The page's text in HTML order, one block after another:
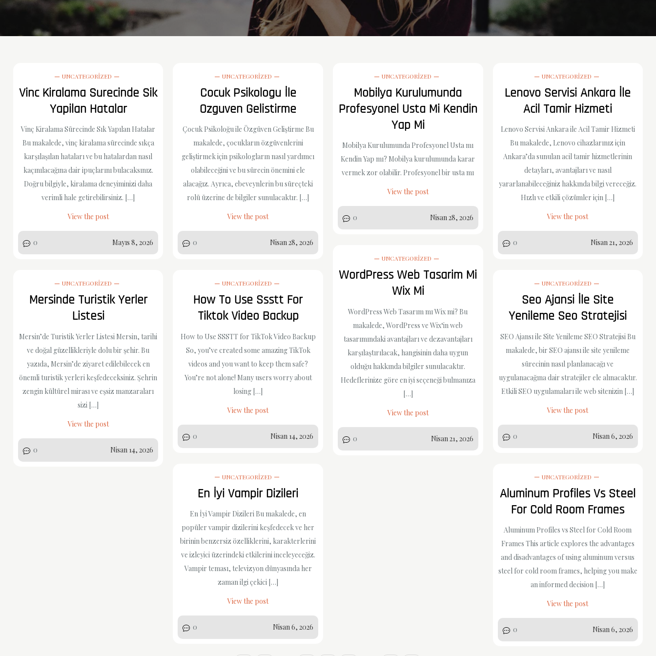
UNCATEGORIZED
Vinc Kiralama Surecinde Sik
Yapilan Hatalar
Vinç Kiralama Sürecinde Sık Yapılan Hatalar
Bu makalede, vinç kiralama sürecinde sıkça
karşılaşılan hataları ve bu hatalardan nasıl
kaçınılacağına dair ipuçlarını bulacaksınız.
Doğru bilgiyle, kiralama deneyiminizi daha
verimli hale getirebilirsiniz. […]
View the post
0 Mayıs 8, 2026
UNCATEGORIZED
Cocuk Psikologu İle
Ozguven Gelistirme
Çocuk Psikoloğu ile Özgüven Geliştirme Bu
makalede, çocukların özgüvenlerini
geliştirmek için psikologların nasıl yardımcı
olabileceğini ve bu sürecin önemini ele
alacağız. Ayrıca, ebeveynlerin bu süreçteki
rolü üzerine de bilgiler sunulacaktır. […]
View the post
0 Nisan 28, 2026
UNCATEGORIZED
Mobilya Kurulumunda
Profesyonel Usta Mi Kendin
Yap Mi
Mobilya Kurulumunda Profesyonel Usta mı
Kendin Yap mı? Mobilya kurulumunda karar
vermek zor olabilir. Profesyonel bir usta mı
View the post
0 Nisan 28, 2026
UNCATEGORIZED
Lenovo Servisi Ankara İle
Acil Tamir Hizmeti
Lenovo Servisi Ankara ile Acil Tamir Hizmeti
Bu makalede, Lenovo cihazlarınız için
Ankara’da sunulan acil tamir hizmetlerinin
detayları, avantajları ve nasıl
yararlanabileceğiniz hakkında bilgi vereceğiz.
Hızlı ve etkili çözümler için […]
View the post
0 Nisan 21, 2026
UNCATEGORIZED
WordPress Web Tasarim Mi
Wix Mi
WordPress Web Tasarım mı Wix mi? Bu
makalede, WordPress ve Wix‘in web
tasarımındaki avantajları ve dezavantajları
karşılaştırılacak, hangisinin daha uygun
olduğu hakkında bilgiler sunulacaktır.
Hedeflerinize göre en iyi seçeneği bulmanıza
[…]
View the post
0 Nisan 21, 2026
UNCATEGORIZED
Mersinde Turistik Yerler
Listesi
Mersin’de Turistik Yerler Listesi Mersin, tarihi
ve doğal güzellikleriyle dolu bir şehir. Bu
yazıda, Mersin’de ziyaret edilebilecek en
önemli turistik yerleri keşfedeceksiniz. Şehrin
zengin kültürel mirası ve eşsiz manzaraları
sizi […]
View the post
0 Nisan 14, 2026
UNCATEGORIZED
How To Use Ssstt For
Tiktok Video Backup
How to Use SSSTT for TikTok Video Backup
So, you’ve created some amazing TikTok
videos and you want to keep them safe?
You’re not alone! Many users worry about
losing […]
View the post
0 Nisan 14, 2026
UNCATEGORIZED
Seo Ajansi İle Site
Yenileme Seo Stratejisi
SEO Ajansı ile Site Yenileme SEO Stratejisi Bu
makalede, bir SEO ajansı ile site yenileme
sürecinin nasıl planlanacağı ve
uygulanacağına dair stratejiler ele alınacaktır.
Etkili SEO uygulamaları ile web sitenizin […]
View the post
0 Nisan 6, 2026
UNCATEGORIZED
En İyi Vampir Dizileri
En İyi Vampir Dizileri Bu makalede, en
popüler vampir dizilerini keşfedecek ve her
birinin benzersiz özelliklerini, karakterlerini
ve izleyici üzerindeki etkilerini inceleyeceğiz.
Vampir teması, televizyon dünyasında her
zaman ilgi çekici […]
View the post
0 Nisan 6, 2026
UNCATEGORIZED
Aluminum Profiles Vs Steel
For Cold Room Frames
Aluminum Profiles vs Steel for Cold Room
Frames This article explores the advantages
and disadvantages of using aluminum versus
steel for cold room frames, helping you make
an informed decision […]
View the post
0 Nisan 6, 2026